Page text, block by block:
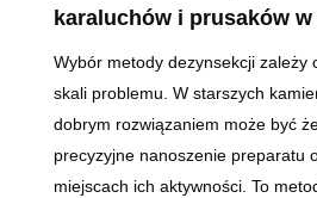
karaluchów i prusaków w
Wybór metody dezynsekcji zależy
skali problemu. W starszych
dobrym rozwiązaniem może być
precyzyjne nanoszenie preparatu
miejscach ich aktywności. To